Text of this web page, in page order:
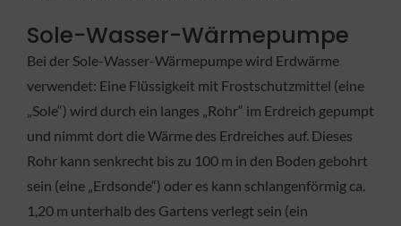
Sole-Wasser-Wärmepumpe
Bei der Sole-Wasser-Wärmepumpe wird Erdwärme
verwendet: Eine Flüssigkeit mit Frostschutzmittel (eine
„Sole“) wird durch ein langes „Rohr“ im Erdreich gepumpt
und nimmt dort die Wärme des Erdreiches auf. Dieses
Rohr kann senkrecht bis zu 100 m in den Boden gebohrt
sein (eine „Erdsonde“) oder es kann schlangenförmig ca.
1,20 m unterhalb des Gartens verlegt sein (ein